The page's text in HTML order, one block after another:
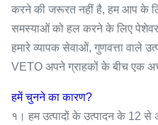
करने की जरूरत नहीं है, हम आप के
समस्याओं को हल करने के लिए पेशेवर
हमारे व्यापक सेवाओं, गुणवत्ता वाले
VETO अपने ग्राहकों के बीच एक
हमें चुनने का कारण?
१। हम उत्पादों के उत्पादन के 12